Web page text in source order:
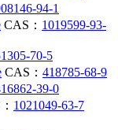
94-1
CAS： 1019599-93-
70-5
CAS： 418785-68-9
39-0
1021049-63-7